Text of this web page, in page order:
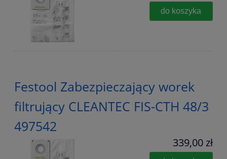
do koszyka
Festool Zabezpieczający worek
filtrujący CLEANTEC FIS-CTH 48/3
497542
339,00 zł